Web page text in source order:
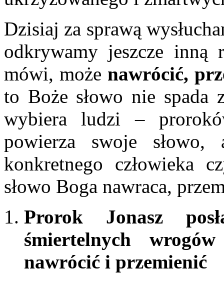
Dzisiaj za sprawą
odkrywamy jeszcze inną
mówi, może nawrócić,
to Boże słowo nie
wybiera ludzi –
powierza swoje
konkretnego człowieka
słowo Boga nawraca,
Prorok Jonasz
śmiertelnych
nawrócić i przemienić